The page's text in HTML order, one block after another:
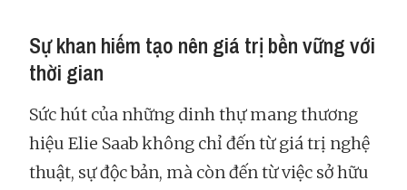
Sự khan hiếm tạo nên giá trị bền vững với
thời gian
Sức hút của những dinh thự mang thương
hiệu Elie Saab không chỉ đến từ giá trị nghệ
thuật, sự độc bản, mà còn đến từ việc sở hữu